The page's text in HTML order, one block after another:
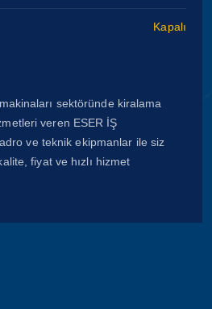
Kapalı
sektöründe kiralama
veren ESER İŞ
ve teknik ekipmanlar ile siz
fiyat ve hızlı hizmet